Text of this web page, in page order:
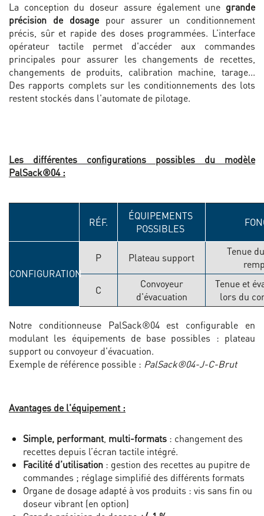
La conception du doseur assure également une grande
précision de dosagepour assurer un conditionnement
précis, sûr et rapide des doses programmées. L’interface
opérateur tactile permet d'accéder aux commandes
principales pour assurer les changements de recettes,
changements de produits, calibration machine, tarage...
Des rapports complets sur les conditionnements des lots
restent stockés dans l'automate de pilotage.
Les différentes configurations possibles du modèle
PalSack®04:
RÉF.
ÉQUIPEMENTS
POSSIBLES
CONFIGURATION
P Plateau support
Tenue
C
Convoyeur
d'évacuation
Tenue et
lors du
Notre conditionneuse PalSack®04 est configurable en
modulant les équipements de base possibles : plateau
support ou convoyeur d'évacuation.
Exemple de référence possible : PalSack®04-J-C-Brut
Avantages de l'équipement :
Simple, performant multi-formats : changement des
recettes depuis l’écran tactile intégré.
Facilité d’utilisation : gestion des recettes au pupitre de
commandes ; réglage simplifié des différents formats
Organe de dosage adapté à vos produits : vis sans fin ou
doseur vibrant (en option)